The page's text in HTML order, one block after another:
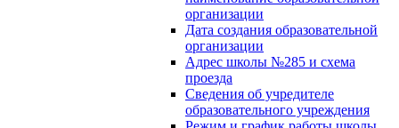
организации
Дата создания образовательной
организации
Адрес школы №285 и схема
проезда
Сведения об учредителе
образовательного учреждения